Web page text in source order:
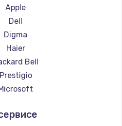
Thunderobot
Hasee
ноутбуков ZTE
Hiper
Evga
Google
Echips
Predator
Apple
Dell
Digma
Haier
Bell
Prestigio